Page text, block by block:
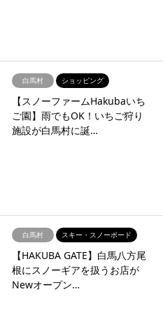
白馬村 ショッピング
【スノーファームHakubaいち
ご園】雨でもOK！いちご狩り
施設が白馬村に誕…
白馬村 スキー・スノーボード
【HAKUBA GATE】白馬八方尾
根にスノーギアを扱うお店が
Newオープン…